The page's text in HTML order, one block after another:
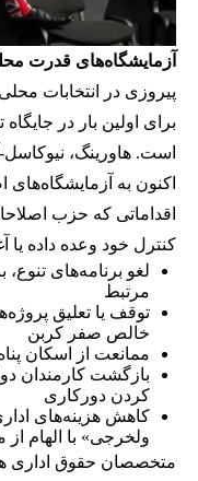
آزمایشگاه‌های قدرت
پیروزی در انتخابات
برای اولین بار در
است. هاورینگ،
اکنون به
اقداماتی که حزب
کنترل خود وعده داده
لغو برنامه‌های
مرتبط
توقف یا تعلیق
خالص صفر کربن
ممانعت از اسکان
بازگشت کارمندان
کردن دورکاری
کاهش هزینه‌های
ولخرجی» با الهام
متخصصان حقوق اداری